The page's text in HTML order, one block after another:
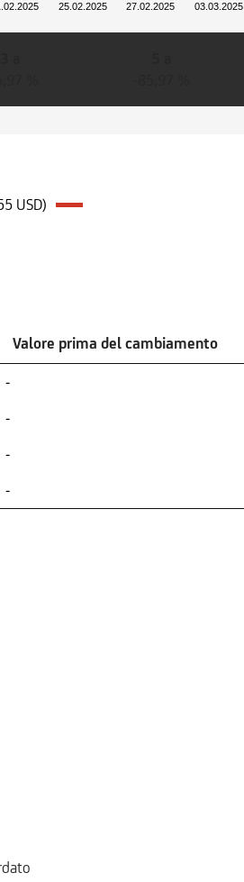
25.02.2025 27.02.2025 03.03.2025
USD)
Valore prima del cambiamento
-
-
-
-